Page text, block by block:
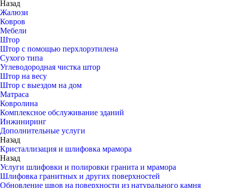
Назад
Жалюзи
Ковров
Мебели
Штор
Штор с помощью перхлорэтилена
Сухого типа
Углеводородная чистка штор
Штор на весу
Штор с выездом на дом
Матраса
Ковролина
Комплексное обслуживание зданий
Инжиниринг
Дополнительные услуги
Назад
Кристаллизация и шлифовка мрамора
Назад
Услуги шлифовки и полировки гранита и мрамора
Шлифовка гранитных и других поверхностей
Обновление швов на поверхности из натурального камня